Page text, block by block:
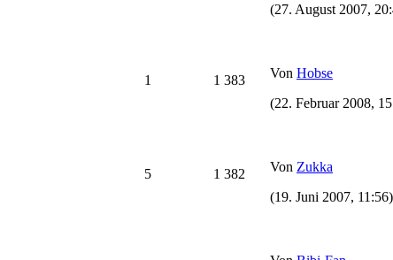
(27. August 2007,
1 1 383 Von Hobse
(22. Februar 2008,
5 1 382 Von Zukka
(19. Juni 2007, 11:56)